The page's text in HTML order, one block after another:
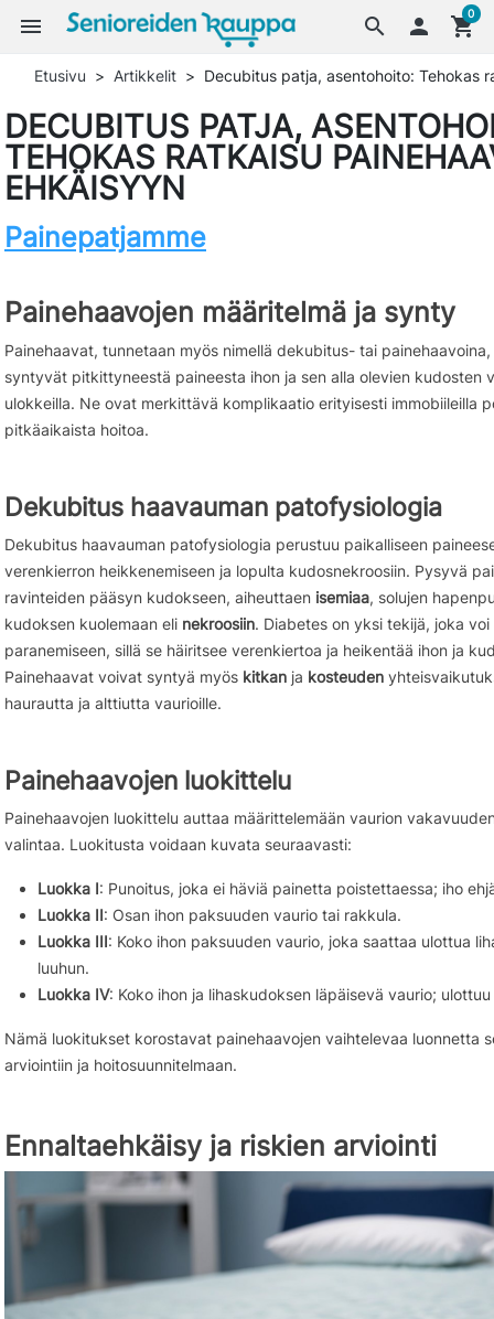
search
menu  shopping_cart
0
Etusivu Artikkelit Decubitus patja, asentohoito: Tehokas
DECUBITUS PATJA,
TEHOKAS RATKAISU
EHKÄISYYN
Painepatjamme
Painehaavojen määritelmä ja synty
Painehaavat, tunnetaan myös nimellä dekubitus- tai
syntyvät pitkittyneestä paineesta ihon ja sen alla olevien kudosten
ulokkeilla. Ne ovat merkittävä komplikaatio erityisesti immobiileilla
pitkäaikaista hoitoa.
Dekubitus haavauman patofysiologia
Dekubitus haavauman patofysiologia perustuu paikalliseen
verenkierron heikkenemiseen ja lopulta kudosnekroosiin. Pysyvä
ravinteiden pääsyn kudokseen, aiheuttaen isemiaa, solujen
kudoksen kuolemaan eli nekroosiin. Diabetes on yksi tekijä, joka
paranemiseen, sillä se häiritsee verenkiertoa ja heikentää ihon ja
Painehaavat voivat syntyä myös kitkan ja kosteuden
haurautta ja alttiutta vaurioille.
Painehaavojen luokittelu
Painehaavojen luokittelu auttaa määrittelemään vaurion
valintaa. Luokitusta voidaan kuvata seuraavasti:
Luokka I: Punoitus, joka ei häviä painetta poistettaessa; iho
Luokka II: Osan ihon paksuuden vaurio tai rakkula.
Luokka III: Koko ihon paksuuden vaurio, joka saattaa ulottua
luuhun.
Luokka IV: Koko ihon ja lihaskudoksen läpäisevä vaurio;
Nämä luokitukset korostavat painehaavojen vaihtelevaa luonnetta
arviointiin ja hoitosuunnitelmaan.
Ennaltaehkäisy ja riskien arviointi